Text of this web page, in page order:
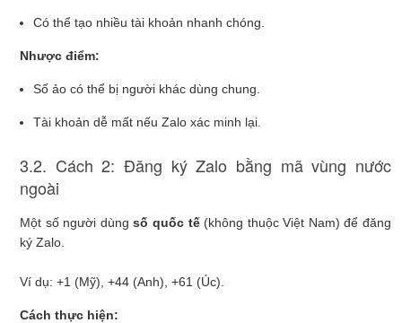
Có thể tạo nhiều tài khoản nhanh chóng.
Nhược điểm:
Số ảo có thể bị người khác dùng chung.
Tài khoản dễ mất nếu Zalo xác minh lại.
3.2. Cách 2: Đăng ký Zalo bằng mã vùng nước
ngoài
Một số người dùngsố quốc tế(không thuộc Việt Nam) để đăng
ký Zalo.
Ví dụ: +1 (Mỹ), +44 (Anh), +61 (Úc).
Cách thực hiện: